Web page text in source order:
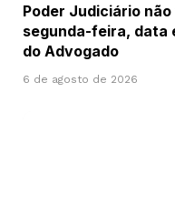
Poder Judiciário
segunda-feira, data
do Advogado
6 de agosto de 2026